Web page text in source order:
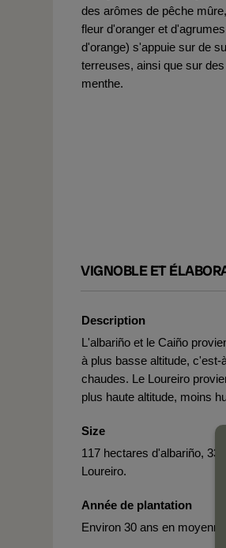
des arômes de pêche
fleur d'oranger et
d'orange) s'appuie sur de
terreuses, ainsi que sur
menthe.
VIGNOBLE ET
Description
L'albariño et le Caiño
à plus basse altitude, c'est-
chaudes. Le Loureiro
plus haute altitude, moins
Size
117 hectares d'albariño, 33
Loureiro.
Année de plantation
Environ 30 ans en moyenne.